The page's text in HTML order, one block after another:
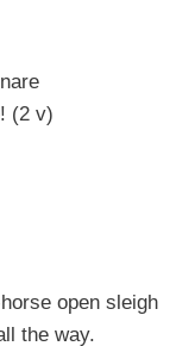
(2 v)
open sleigh
the way.